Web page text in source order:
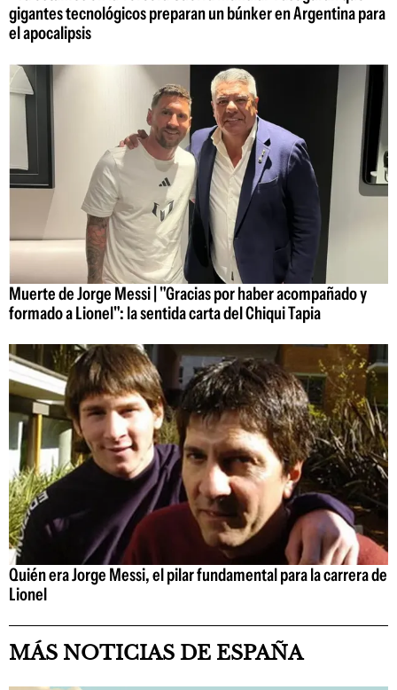
gigantes tecnológicos preparan un búnker en Argentina para
el apocalipsis
Muerte de Jorge Messi | "Gracias por haber acompañado y
formado a Lionel": la sentida carta del Chiqui Tapia
Quién era Jorge Messi, el pilar fundamental para la carrera de
Lionel
MÁS NOTICIAS DE ESPAÑA